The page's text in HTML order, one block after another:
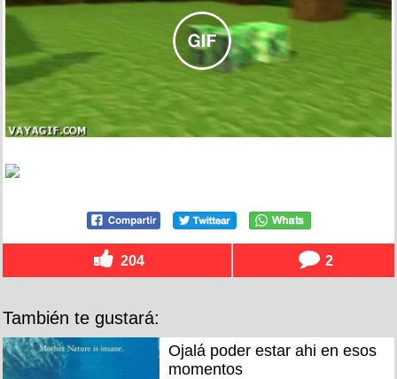
204 2
También te gustará:
Ojalá poder estar ahi en esos
momentos